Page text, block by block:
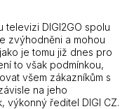
televizi DIGI2GO spolu
zvýhodněni a mohou
je tomu již dnes pro
to však podmínkou,
všem zákazníkům s
na jeho
výkonný ředitel DIGI CZ.